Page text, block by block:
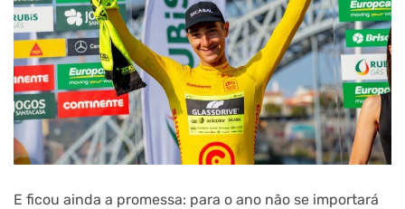
E ficou ainda a promessa: para o ano não se importará